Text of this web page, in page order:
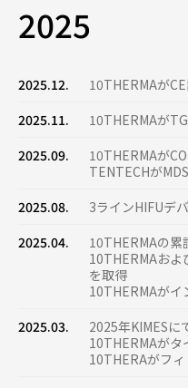
2025
2025.12.
10THERMAが
2025.11.
10THERMAが
2025.09.
10THERMAが
TENTECHが
2025.08.
3ラインHIFUデ
2025.04.
10THERMAの
10THERMAおよ
を取得
10THERMAがイ
2025.03.
2025年KIMESに
10THERMAが
10THERAがフ